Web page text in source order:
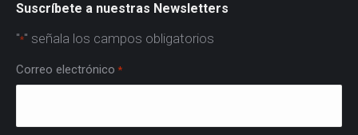
Suscríbete a nuestras Newsletters
"*" señala los campos obligatorios
Correo electrónico *